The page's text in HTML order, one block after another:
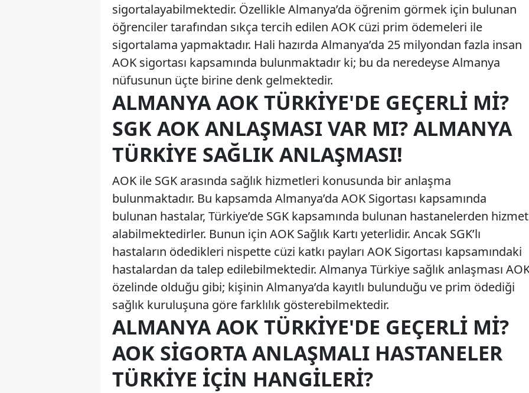
sigortalayabilmektedir. Özellikle Almanya’da öğrenim görmek için bulunan
öğrenciler tarafından sıkça tercih edilen AOK cüzi prim ödemeleri ile
sigortalama yapmaktadır. Hali hazırda Almanya’da 25 milyondan fazla insan
AOK sigortası kapsamında bulunmaktadır ki; bu da neredeyse Almanya
nüfusunun üçte birine denk gelmektedir.
ALMANYA AOK TÜRKIYE'DE GEÇERLI MI?
SGK AOK ANLAŞMASI VAR MI? ALMANYA
TÜRKIYE SAĞLIK ANLAŞMASI!
AOK ile SGK arasında sağlık hizmetleri konusunda bir anlaşma
bulunmaktadır. Bu kapsamda Almanya’da AOK Sigortası kapsamında
bulunan hastalar, Türkiye’de SGK kapsamında bulunan hastanelerden hizmet
alabilmektedirler. Bunun için AOK Sağlık Kartı yeterlidir. Ancak SGK’lı
hastaların ödedikleri nispette cüzi katkı payları AOK Sigortası kapsamındaki
hastalardan da talep edilebilmektedir. Almanya Türkiye sağlık anlaşması
özelinde olduğu gibi; kişinin Almanya’da kayıtlı bulunduğu ve prim ödediği
sağlık kuruluşuna göre farklılık gösterebilmektedir.
ALMANYA AOK TÜRKIYE'DE GEÇERLI MI?
AOK SIGORTA ANLAŞMALI HASTANELER
TÜRKIYE İÇIN HANGILERI?